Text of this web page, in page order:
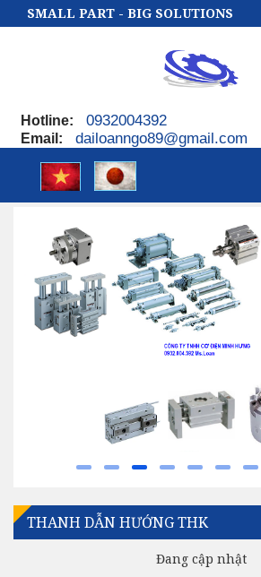
SMALL PART - BIG SOLUTIONS
Hotline: 0932004392
Email : dailoanngo89@gmail.com
THANH DẪN HƯỚNG THK
Đang cập nhật